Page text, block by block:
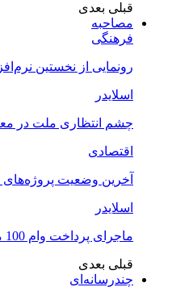
قبلی بعدی
مصاحبه
فرهنگی
رونمایی از نخستین
اسلایدر
چشم انتظاری ملت در معمایی به نام
اقتصادی
آخرین وضعیت پروژه‌های
اسلایدر
ماجرای پرداخت وام 100 میلیونی برای نوسازی تجهیزات کشاورزان لرستانی چیست؟
قبلی بعدی
چندرسانه‌ای